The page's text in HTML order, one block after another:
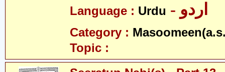
Language : Urdu - اردو
Category :
Topic :